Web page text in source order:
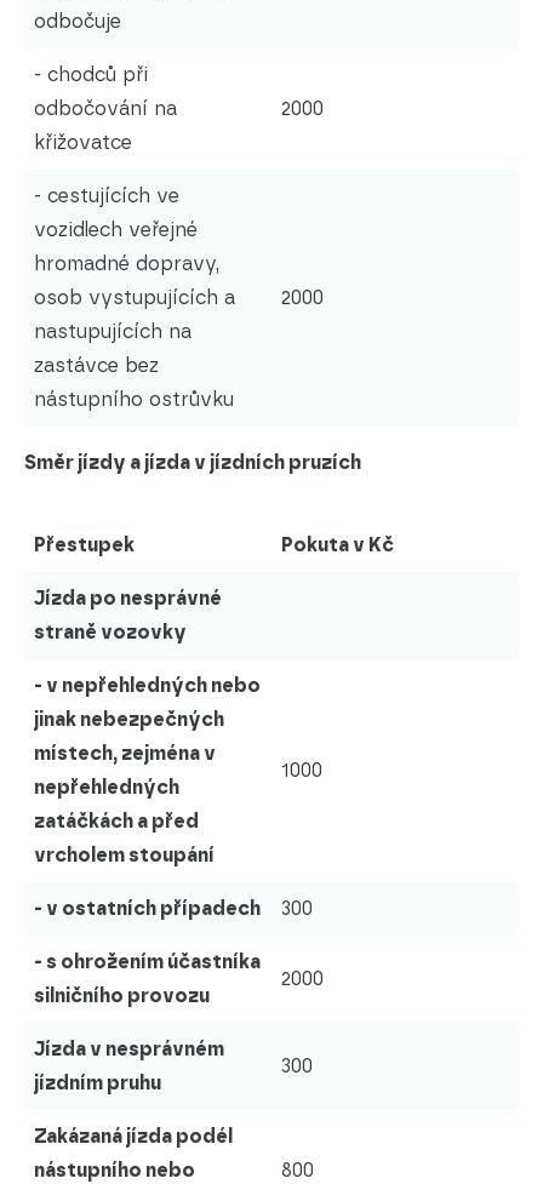
odbočuje
- chodců při
odbočování na
křižovatce
2000
- cestujících ve
vozidlech veřejné
hromadné dopravy,
osob vystupujících a
nastupujících na
zastávce bez
nástupního ostrůvku
2000
Směr jízdy a jízda v jízdních pruzích
Přestupek Pokuta v Kč
Jízda po nesprávné
straně vozovky
- v nepřehledných nebo
jinak nebezpečných
místech, zejména v
nepřehledných
zatáčkách a před
vrcholem stoupání
1000
- v ostatních případech 300
- s ohrožením účastníka
silničního provozu
2000
Jízda v nesprávném
jízdním pruhu
300
Zakázaná jízda podél
nástupního nebo
800